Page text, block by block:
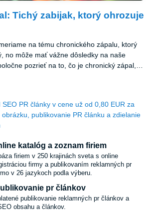
Tichý zabijak, ktorý ohrozuje
na tému chronického zápalu, ktorý
no môže mať vážne dôsledky na naše
pozrieť na to, čo je chronický zápal,
SEO PR články v cene už od 0,80 EUR za
publikovanie PR článku a zdielanie
katalóg a zoznam firiem
firiem v 250 krajinách sveta s online
firmy a publikovaním reklamných pr
v 26 jazykoch podla výberu.
pr článkov
publikovanie reklamných pr článkov a
obsahu a článkov.